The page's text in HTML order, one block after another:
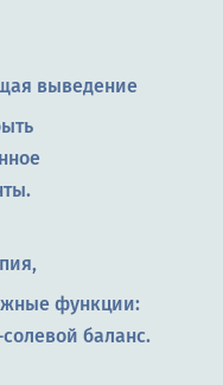
выведение
функции:
баланс.